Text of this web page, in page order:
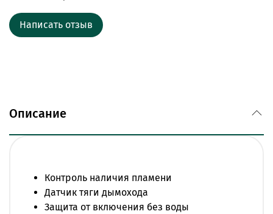
Датчик тяги — срабатывает при недостаточной
тяге в дымоходе или появлении обратной тяги,
давления воды.
Электрод ионизации — отключает подачу газа
при недостаточном протоке воды.
Запальная горелка — предотвращает «отрыв»
пламени от горелки при работе на минимальной
Написать отзыв
Описание
Контроль наличия пламени
Датчик тяги дымохода
Защита от включения без воды